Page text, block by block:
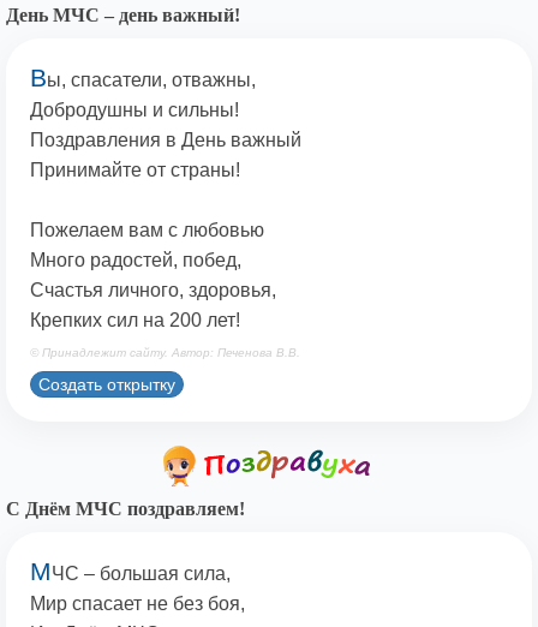
День МЧС – день важный!
Вы, спасатели, отважны,
Добродушны и сильны!
Поздравления в День важный
Принимайте от страны!
Пожелаем вам с любовью
Много радостей, побед,
Счастья личного, здоровья,
Крепких сил на 200 лет!
© Принадлежит сайту. Автор: Печенова В.В.
Создать открытку
С Днём МЧС поздравляем!
МЧС – большая сила,
Мир спасает не без боя,